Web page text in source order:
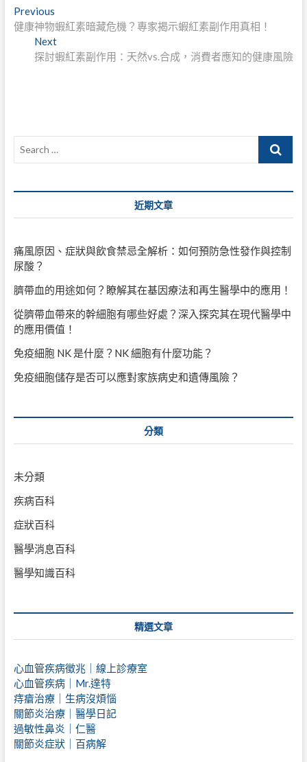
文
章
PreviousPrevious
post:
健康神物蝦紅素暗藏危機？專家揭示蝦紅素副作用真相！
NextNext
post:
探討蝦紅素副作用：天然vs.合成，消費者應知的健康風險
Search
近期文章
痛風原因、症狀與飲食禁忌全解析：如何預防急性發作與控制
尿酸？
臍帶血的用途如何？瞭解其在基因療法和再生醫學中的應用！
從臍帶血帶來的幹細胞有哪些好處？深入探究其在現代醫學中
的應用價值！
免疫細胞 NK 是什麼？NK 細胞有什麼功能？
免疫細胞儲存是否可以應對家族病史和遺傳風險？
分類
未分類
疾病百科
症狀百科
醫學消息百科
醫學知識百科
精選文章
心血管疾病徵兆｜線上診療室
心血管疾病｜Mr.達特
痔瘡治療｜ 生病沒煩惱
關節炎治療｜醫學日記
過敏性鼻炎｜仁醫
關節炎症狀｜百病解